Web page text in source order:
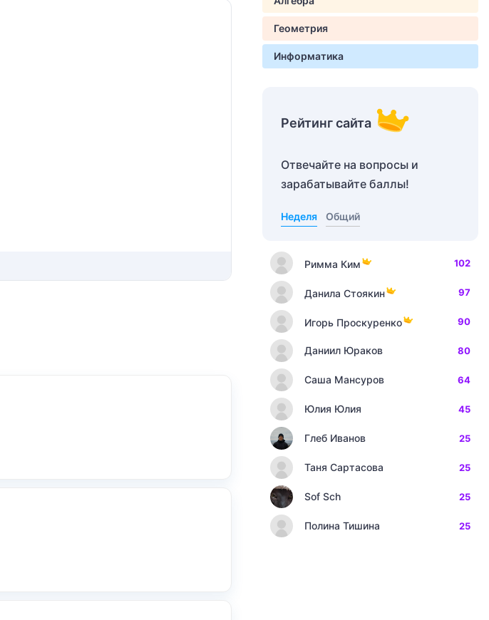
Геометрия
Информатика
Рейтинг сайта
Отвечайте на вопросы и
зарабатывайте баллы!
Неделя Общий
Римма Ким 102
Данила Стоякин 97
Игорь Проскуренко 90
Даниил Юраков 80
Саша Мансуров 64
Юлия Юлия 45
Глеб Иванов 25
Таня Сартасова 25
Sof Sch 25
Полина Тишина 25